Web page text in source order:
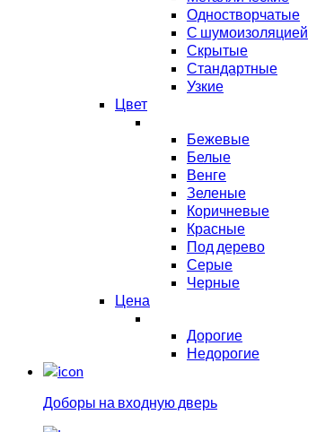
Одностворчатые
С шумоизоляцией
Скрытые
Стандартные
Узкие
Цвет
Бежевые
Белые
Венге
Зеленые
Коричневые
Красные
Под дерево
Серые
Черные
Цена
Дорогие
Недорогие
Доборы на входную дверь